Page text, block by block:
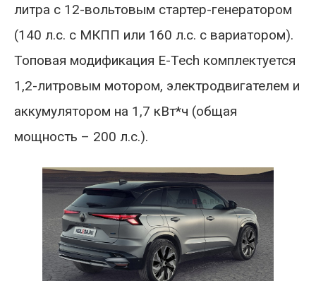
литра с 12-вольтовым стартер-генератором
(140 л.с. с МКПП или 160 л.с. с вариатором).
Топовая модификация E-Tech комплектуется
1,2-литровым мотором, электродвигателем и
аккумулятором на 1,7 кВт*ч (общая
мощность – 200 л.с.).